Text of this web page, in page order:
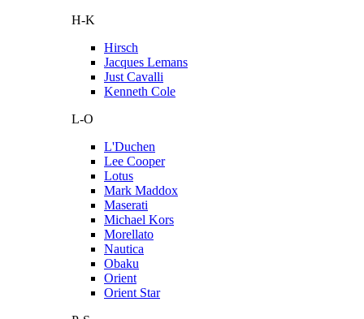
H-K
Hirsch
Jacques Lemans
Just Cavalli
Kenneth Cole
L-O
L'Duchen
Lee Cooper
Lotus
Mark Maddox
Maserati
Michael Kors
Morellato
Nautica
Obaku
Orient
Orient Star